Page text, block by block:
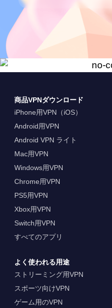
商品VPNダウンロード
iPhone用VPN（iOS）
Android用VPN
Android VPN ライト
Mac用VPN
Windows用VPN
Chrome用VPN
PS5用VPN
Xbox用VPN
Switch用VPN
すべてのアプリ
よく使われる用途
ストリーミング用VPN
スポーツ向けVPN
ゲーム用のVPN